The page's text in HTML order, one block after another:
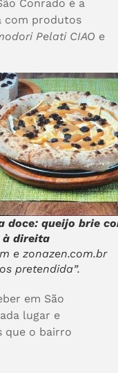
Conrado é a
com produtos
Pelati CIAO e
doce: queijo brie
à direita
e zonazen.com.br
pretendida”.
em São
lugar e
que o bairro